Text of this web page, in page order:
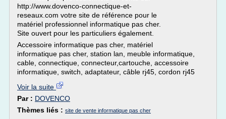
http://www.dovenco-connectique-et-
reseaux.com votre site de référence pour le
matériel professionnel informatique pas cher.
Site ouvert pour les particuliers également.
Accessoire informatique pas cher, matériel
informatique pas cher, station lan, meuble informatique,
cable, connectique, connecteur,cartouche, accessoire
informatique, switch, adaptateur, câble rj45, cordon rj45
Voir la suite
Par : DOVENCO
Thèmes liés : site de vente informatique pas cher